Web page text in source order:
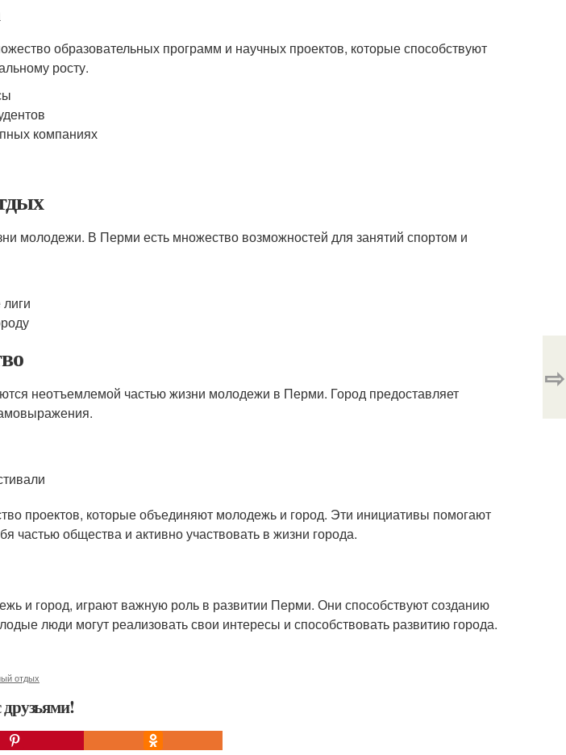
образовательных программ и научных проектов, которые способствуют
росту.
компаниях
молодежи. В Перми есть множество возможностей для занятий спортом и
неотъемлемой частью жизни молодежи в Перми. Город предоставляет
проектов, которые объединяют молодежь и город. Эти инициативы помогают
частью общества и активно участвовать в жизни города.
и город, играют важную роль в развитии Перми. Они способствуют созданию
люди могут реализовать свои интересы и способствовать развитию города.
отдых
⇨